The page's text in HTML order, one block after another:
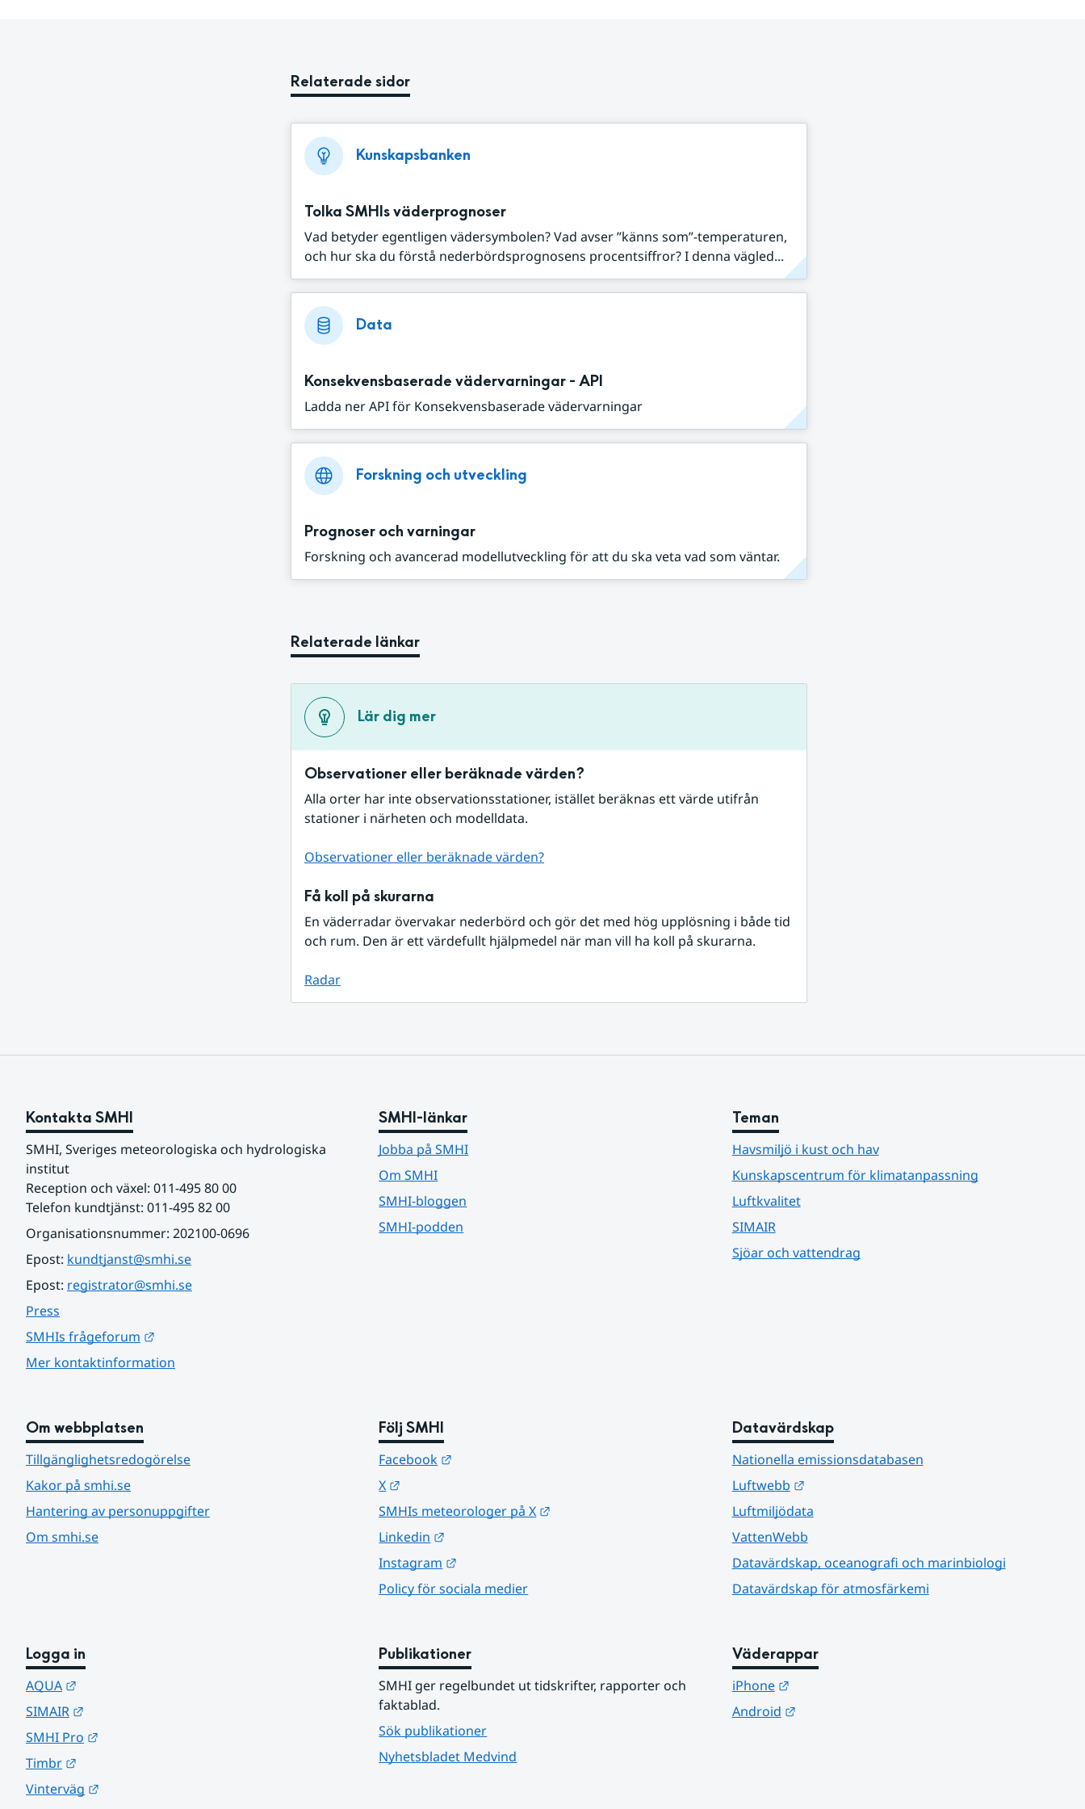
Relaterade sidor
Kunskapsbanken
Tolka SMHIs väderprognoser
Vad betyder egentligen vädersymbolen? Vad avser ”känns som”-temperaturen,
och hur ska du förstå nederbördsprognosens procentsiffror? I denna vägled...
Data
Konsekvensbaserade vädervarningar - API
Ladda ner API för Konsekvensbaserade vädervarningar
Forskning och utveckling
Prognoser och varningar
Forskning och avancerad modellutveckling för att du ska veta vad som väntar.
Relaterade länkar
Lär dig mer
Observationer eller beräknade värden?
Alla orter har inte observationsstationer, istället beräknas ett värde utifrån
stationer i närheten och modelldata.
Observationer eller beräknade värden?
Få koll på skurarna
En väderradar övervakar nederbörd och gör det med hög upplösning i både tid
och rum. Den är ett värdefullt hjälpmedel när man vill ha koll på skurarna.
Radar
Kontakta SMHI
SMHI, Sveriges meteorologiska och hydrologiska
institut
Reception och växel: 011-495 80 00
Telefon kundtjänst: 011-495 82 00
Organisationsnummer: 202100-0696
Epost: kundtjanst@smhi.se
Epost: registrator@smhi.se
Press
SMHIs frågeforum
Mer kontaktinformation
SMHI-länkar
Jobba på SMHI
Om SMHI
SMHI-bloggen
SMHI-podden
Teman
Havsmiljö i kust och hav
Kunskapscentrum för klimatanpassning
Luftkvalitet
SIMAIR
Sjöar och vattendrag
Om webbplatsen
Tillgänglighetsredogörelse
Kakor på smhi.se
Hantering av personuppgifter
Om smhi.se
Följ SMHI
Facebook
X
SMHIs meteorologer på X
Linkedin
Instagram
Policy för sociala medier
Datavärdskap
Nationella emissionsdatabasen
Luftwebb
Länk till annan webbplats.
Luftmiljödata
VattenWebb
Datavärdskap, oceanografi och marinbiologi
Datavärdskap för atmosfärkemi
Logga in
AQUA
SIMAIR
SMHI Pro
Timbr
Vinterväg
Publikationer
SMHI ger regelbundet ut tidskrifter, rapporter och
faktablad.
Sök publikationer
Nyhetsbladet Medvind
Väderappar
iPhone
Länk till annan webbplats.
Android
Länk till annan webbplats.